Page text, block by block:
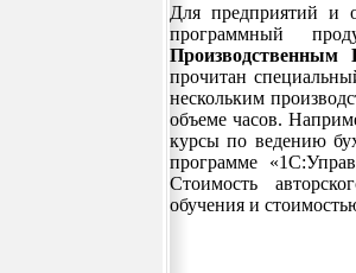
Для предприятий и
программный
Производственным
прочитан
нескольким
объеме часов.
курсы по ведению
программе
Стоимость
обучения и